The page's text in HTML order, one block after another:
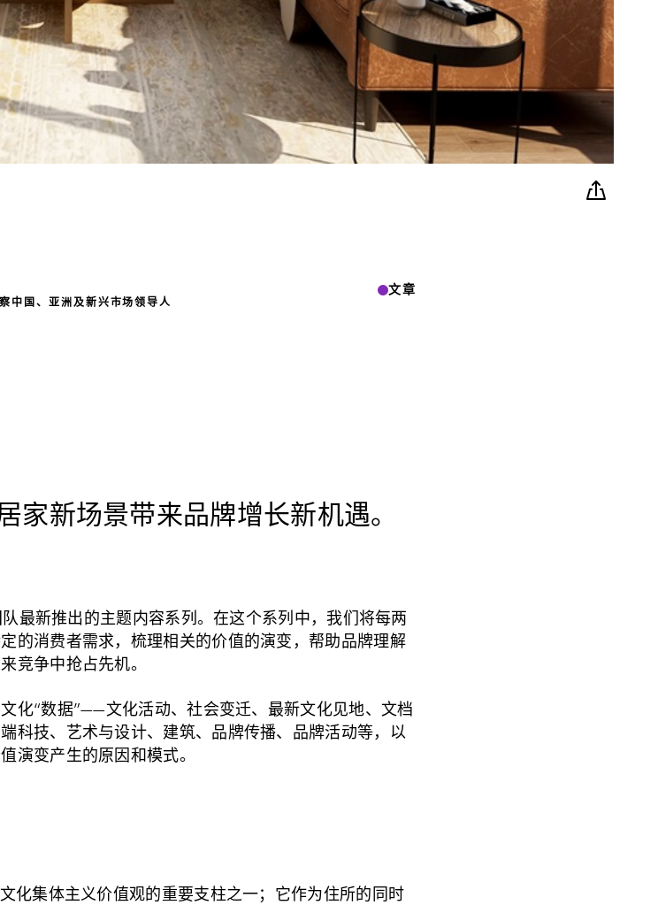
中国、亚洲及新兴市场领导人
文章
家新场景带来品牌增长新机遇。
最新推出的主题内容系列。在这个系列中，我们将每两
的消费者需求，梳理相关的价值的演变，帮助品牌理解
竞争中抢占先机。
化“数据”——文化活动、社会变迁、最新文化见地、文档
科技、艺术与设计、建筑、品牌传播、品牌活动等，以
演变产生的原因和模式。
化集体主义价值观的重要支柱之一；它作为住所的同时